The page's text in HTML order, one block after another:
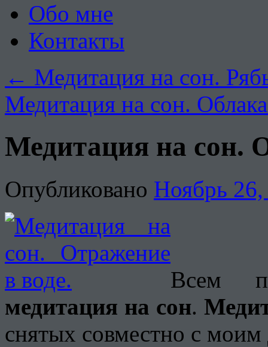
Обо мне
Контакты
← Медитация на сон.
Медитация на сон.
Медитация на сон.
Опубликовано Ноябрь
Всем
медитация на сон.
снятых совместно с